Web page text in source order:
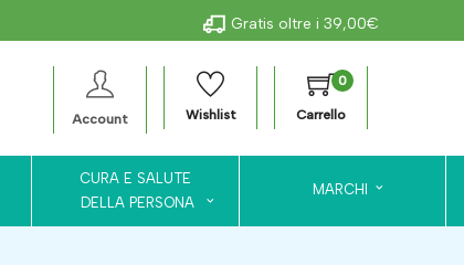
Gratis oltre i 39,00€
Account Wishlist
0
Carrello
CURA E SALUTE
DELLA PERSONA
MARCHI